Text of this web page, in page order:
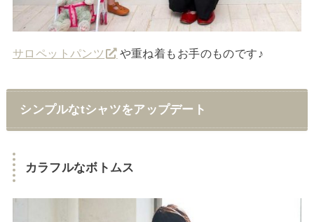
サロペットパンツ や重ね着もお手のものです♪
シンプルなtシャツをアップデート
カラフルなボトムス